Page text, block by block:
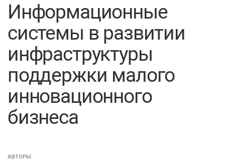
Информационные
системы в развитии
инфраструктуры
поддержки малого
инновационного
бизнеса
АВТОРЫ